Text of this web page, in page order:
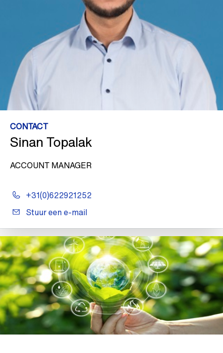
CONTACT
Sinan Topalak
ACCOUNT MANAGER
+31(0)622921252
Stuur een e-mail